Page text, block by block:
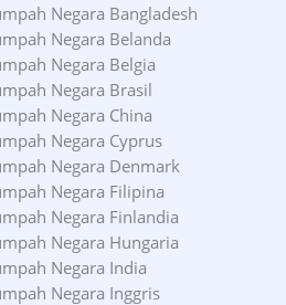
Negara Bangladesh
Negara Belanda
Negara Belgia
Negara Brasil
Negara China
Negara Cyprus
Negara Denmark
Negara Filipina
Negara Finlandia
Negara Hungaria
Negara India
Negara Inggris